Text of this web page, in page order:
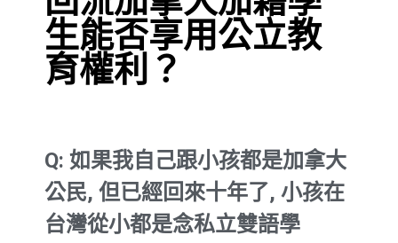
生能否享用公立教
育權利？
Q: 如果我自己跟小孩都是加拿大
公民, 但已經回來十年了, 小孩在
台灣從小都是念私立雙語學